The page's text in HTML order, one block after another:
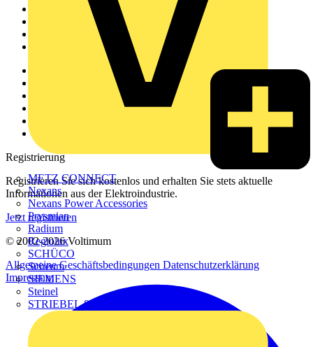
METZ CONNECT
Nexans
Nexans Power Accessories
Prysmian
Radium
Regiolux
SCHÜCO
Scireum
SIEMENS
Steinel
STRIEBEL & JOHN
Downloadbereich (PDFs)
Registrierung
Registrieren Sie sich kostenlos und erhalten Sie stets aktuelle
Informationen aus der Elektroindustrie.
Jetzt registrieren
© 2002-2026Voltimum
Allgemeine Geschäftsbedingungen Datenschutzerklärung
Impressum